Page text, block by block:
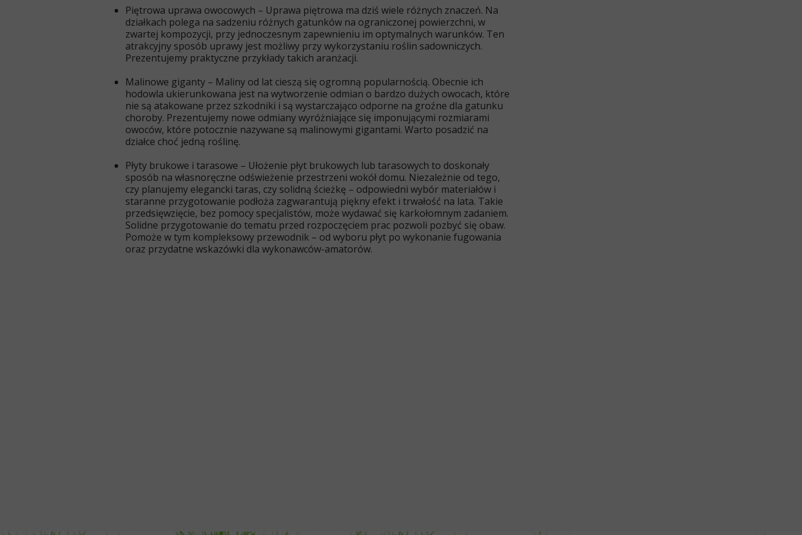
Piętrowa uprawa owocowych – Uprawa piętrowa ma dziś wiele różnych znaczeń. Na
działkach polega na sadzeniu różnych gatunków na ograniczonej powierzchni, w
zwartej kompozycji, przy jednoczesnym zapewnieniu im optymalnych warunków. Ten
atrakcyjny sposób uprawy jest możliwy przy wykorzystaniu roślin sadowniczych.
Prezentujemy praktyczne przykłady takich aranżacji.
Malinowe giganty – Maliny od lat cieszą się ogromną popularnością. Obecnie ich
hodowla ukierunkowana jest na wytworzenie odmian o bardzo dużych owocach, które
nie są atakowane przez szkodniki i są wystarczająco odporne na groźne dla gatunku
choroby. Prezentujemy nowe odmiany wyróżniające się imponującymi rozmiarami
owoców, które potocznie nazywane są malinowymi gigantami. Warto posadzić na
działce choć jedną roślinę.
Płyty brukowe i tarasowe – Ułożenie płyt brukowych lub tarasowych to doskonały
sposób na własnoręczne odświeżenie przestrzeni wokół domu. Niezależnie od tego,
czy planujemy elegancki taras, czy solidną ścieżkę – odpowiedni wybór materiałów i
staranne przygotowanie podłoża zagwarantują piękny efekt i trwałość na lata. Takie
przedsięwzięcie, bez pomocy specjalistów, może wydawać się karkołomnym zadaniem.
Solidne przygotowanie do tematu przed rozpoczęciem prac pozwoli pozbyć się obaw.
Pomoże w tym kompleksowy przewodnik – od wyboru płyt po wykonanie fugowania
oraz przydatne wskazówki dla wykonawców-amatorów.